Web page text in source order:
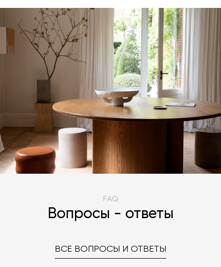
FAQ
Вопросы - ответы
ВСЕ ВОПРОСЫ И ОТВЕТЫ